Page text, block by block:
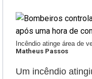
Incêndio atinge área de
Matheus Passos
Um incêndio